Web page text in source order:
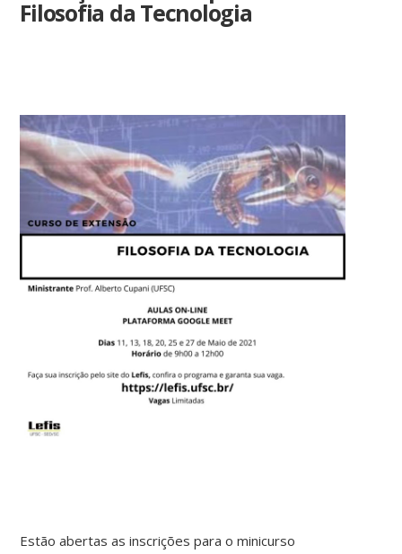
Filosofia da Tecnologia
Estão abertas as inscrições para o minicurso